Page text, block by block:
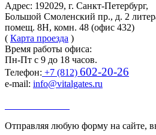
Адрес: 192029, г. Санкт-Петербург,
Большой Смоленский пр., д. 2
помещ. 8Н, комн. 48 (офис 432)
( Карта проезда )
Время работы офиса:
Пн-Пт с 9 до 18 часов.
Телефон: +7 (812) 602-20-26
e-mail: info@vitalgates.ru
Отправляя любую форму на сайте,